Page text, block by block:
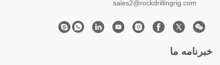
sales2@rockdrillingrig.com
خبرنامه ما